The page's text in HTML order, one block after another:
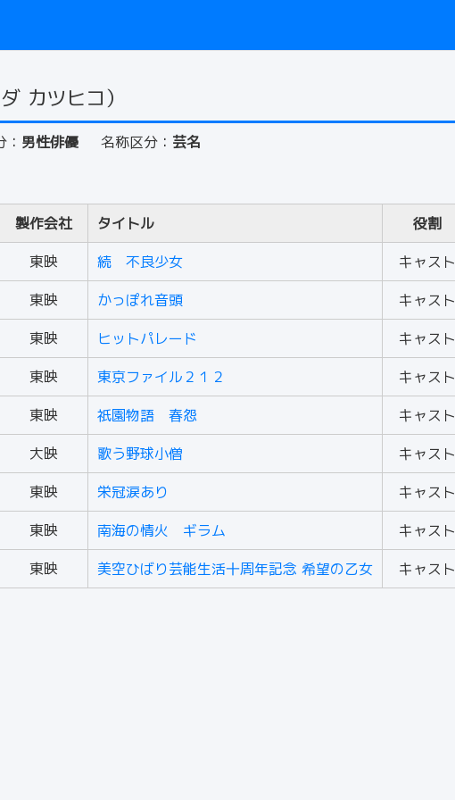
カツヒコ）
男性俳優 名称区分： 芸名
製作会社 タイトル
役割
東映 続 不良少女
キャスト
東映 かっぽれ音頭
キャスト
東映 ヒットパレード
キャスト
東映 東京ファイル２１２
キャスト
東映 祇園物語 春怨
キャスト
大映 歌う野球小僧
キャスト
東映 栄冠涙あり
キャスト
東映 南海の情火 ギラム
キャスト
東映 美空ひばり芸能生活十周年記念 希望の乙女 キャスト